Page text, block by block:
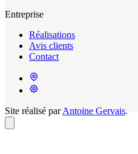
Entreprise
Réalisations
Avis clients
Contact
Site réalisé parAntoine Gervais.